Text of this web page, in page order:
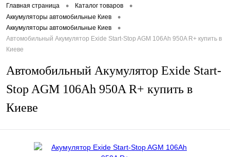
Главная страница • Каталог товаров •
Аккумуляторы автомобильные Киев •
Аккумуляторы автомобильные Киев •
Автомобильный Акумулятор Exide Start-Stop AGM 106Ah 950A R+ купить в
Киеве
Автомобильный Акумулятор Exide Start-
Stop AGM 106Ah 950A R+ купить в
Киеве